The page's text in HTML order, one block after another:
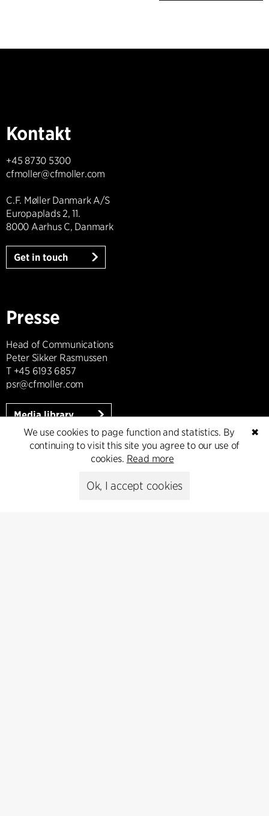
Kontakt
+45 8730 5300
cfmoller@cfmoller.com
C.F. Møller Danmark A/S
Europaplads 2, 11.
8000 Aarhus C, Danmark
Get in touch
Presse
Head of Communications
Peter Sikker Rasmussen
T +45 6193 6857
psr@cfmoller.com
Media library
✖
We use cookies to page function and statistics. By
continuing to visit this site you agree to our use of
cookies. Read more
Ok, I accept cookies